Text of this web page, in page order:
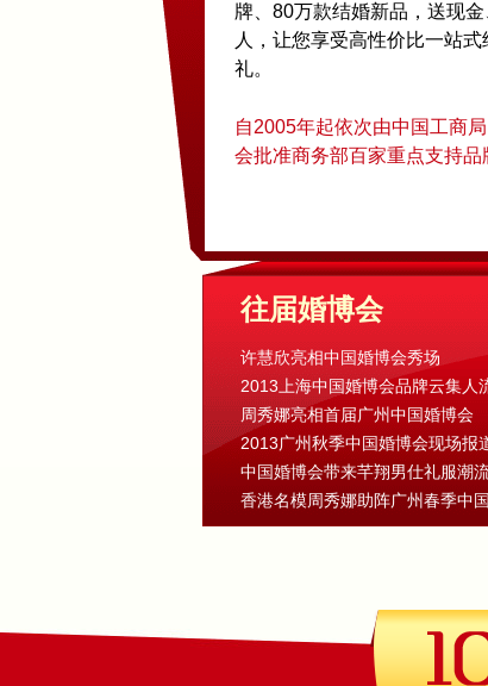
牌、80万款结婚新品，送现
人，让您享受高性价比一站
礼。
自2005年起依次由中国工商
会批准商务部百家重点支持品
往届婚博会
许慧欣亮相中国婚博会秀场
2013上海中国婚博会品牌云集人
周秀娜亮相首届广州中国婚博会
2013广州秋季中国婚博会现场报
中国婚博会带来芊翔男仕礼服潮
香港名模周秀娜助阵广州春季中